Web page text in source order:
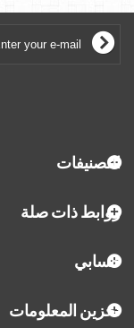
التصنيفات
روابط ذات صلة
حسابي
تخزين المعلومات